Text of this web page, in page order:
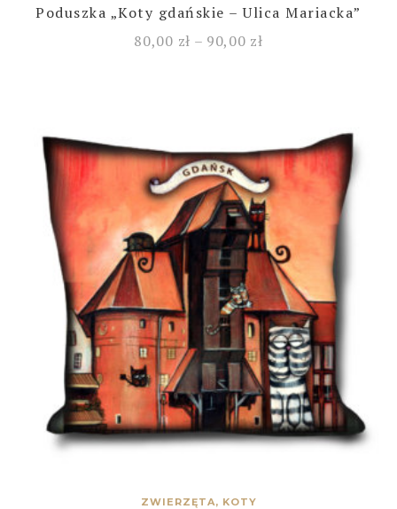
Poduszka „Koty gdańskie – Ulica Mariacka”
80,00 zł – 90,00 zł
ZWIERZĘTA, KOTY